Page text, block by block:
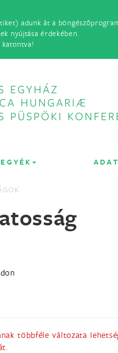
adunk át a
nyújtása érdekében.
kattintva!
többféle változata